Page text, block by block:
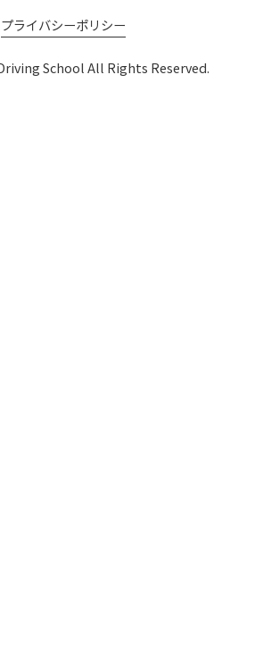
プライバシーポリシー
School All Rights Reserved.